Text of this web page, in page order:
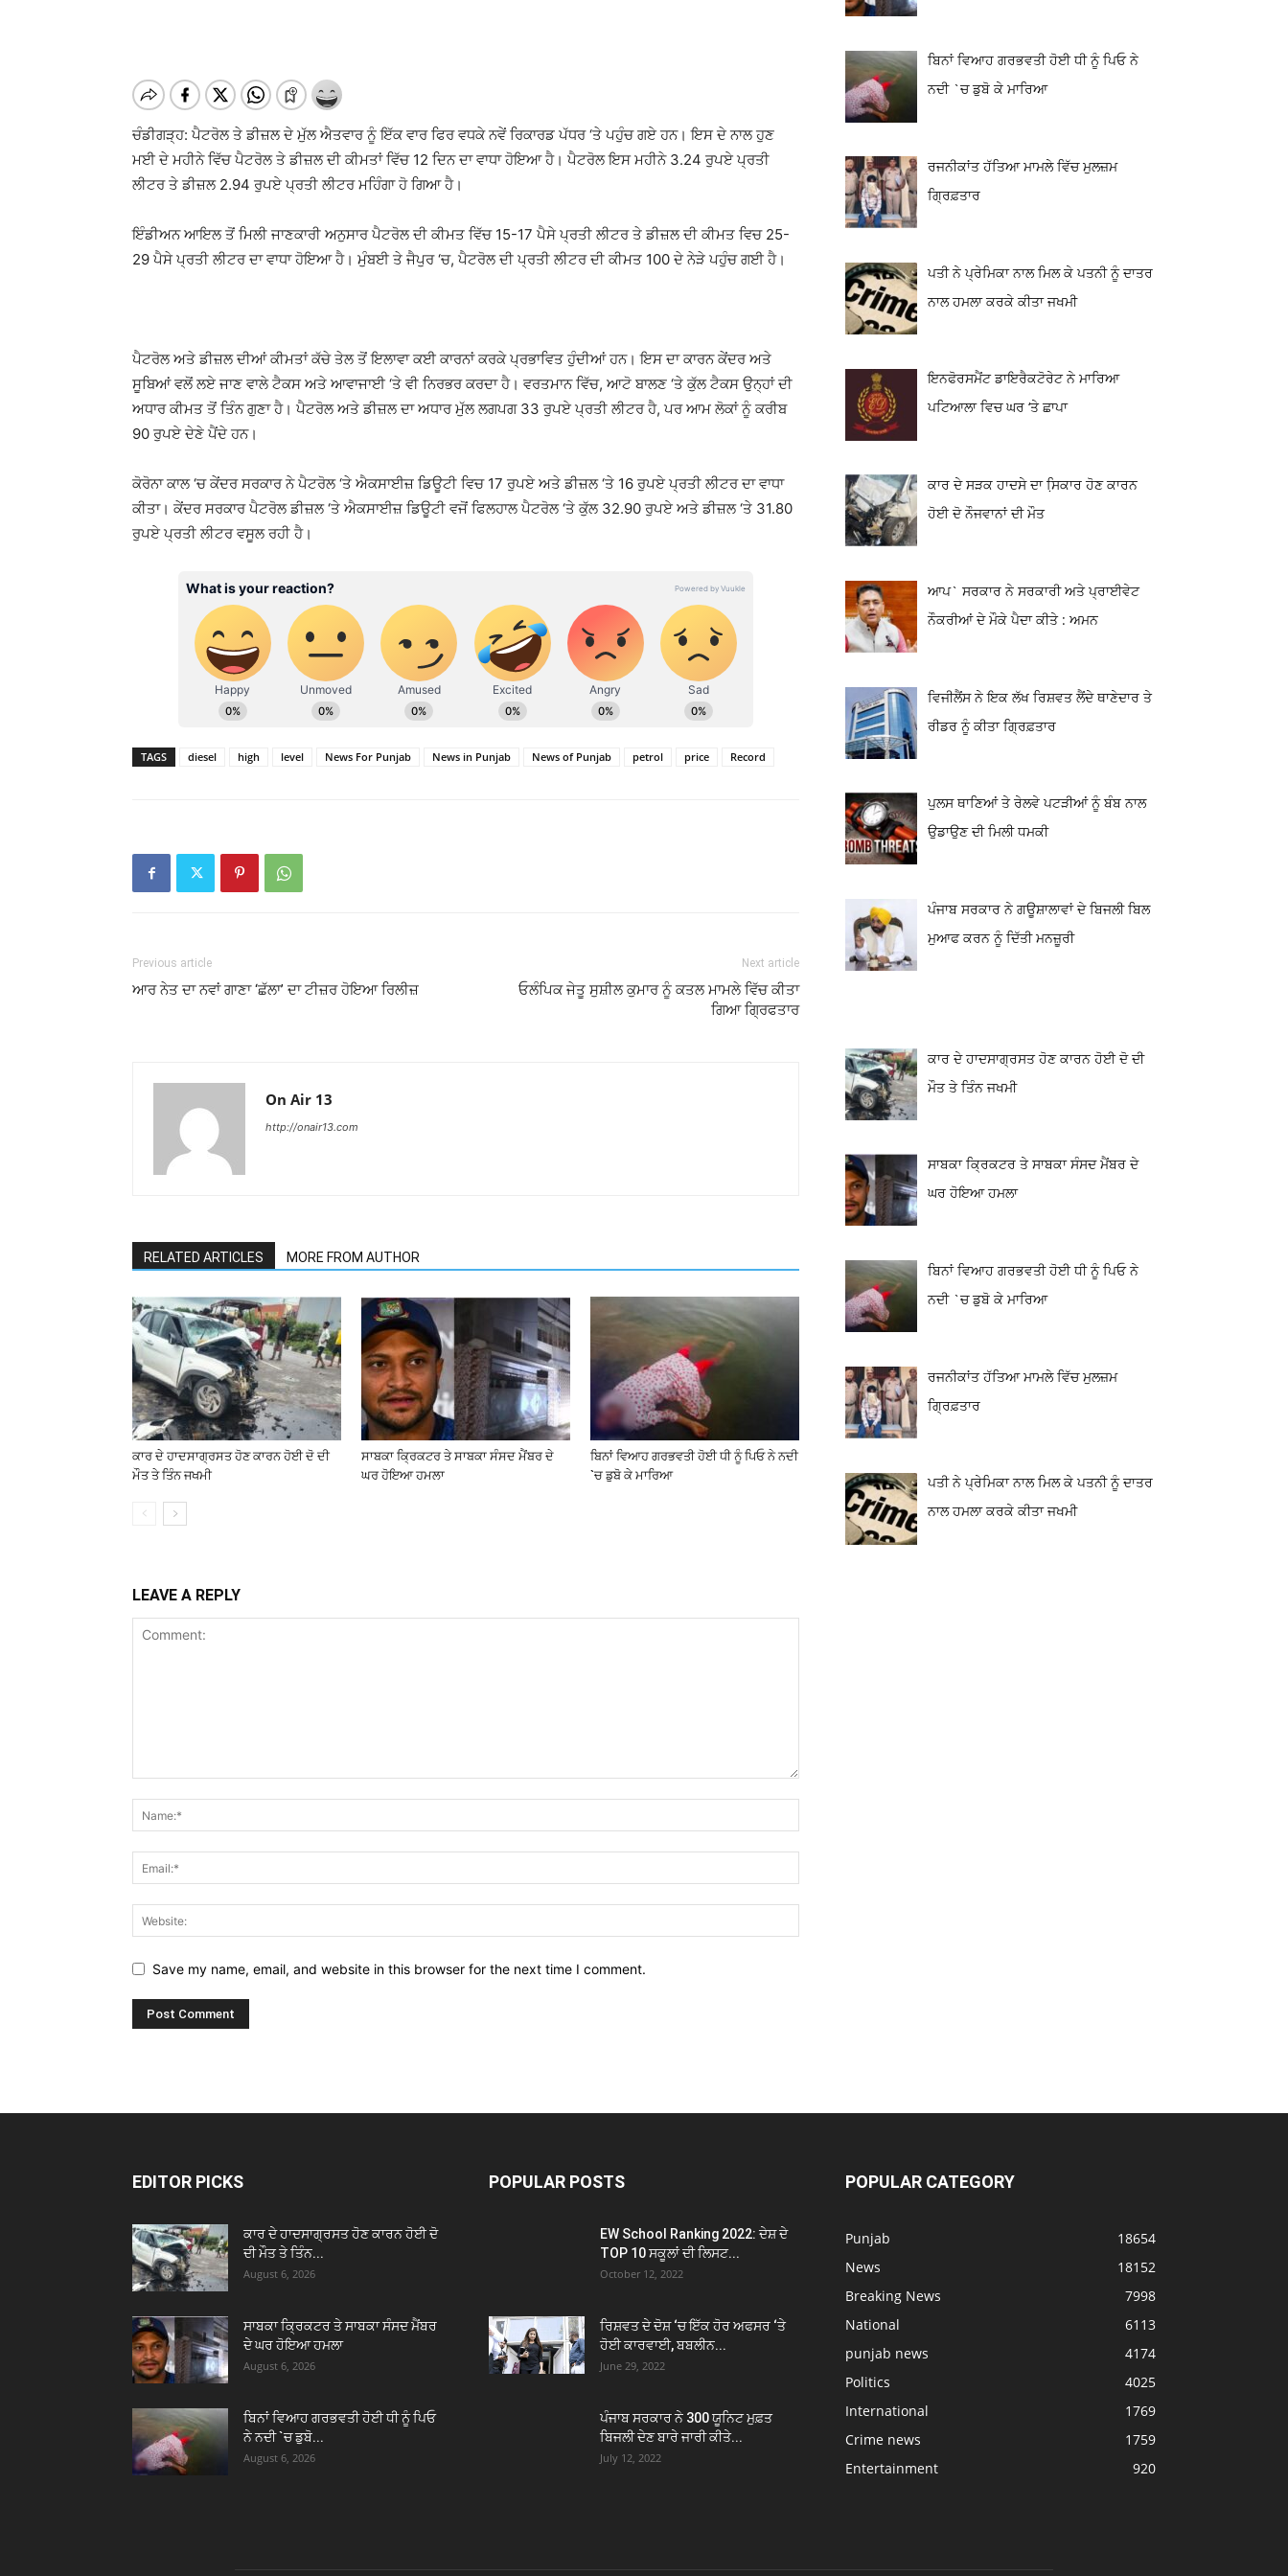
ਚੰਡੀਗੜ੍ਹ: ਪੈਟਰੋਲ ਤੇ ਡੀਜ਼ਲ ਦੇ ਮੁੱਲ ਐਤਵਾਰ ਨੂੰ ਇੱਕ ਵਾਰ ਫਿਰ ਵਧਕੇ ਨਵੇਂ ਰਿਕਾਰਡ ਪੱਧਰ ‘ਤੇ ਪਹੁੰਚ ਗਏ ਹਨ। ਇਸ ਦੇ ਨਾਲ ਹੁਣ
ਮਈ ਦੇ ਮਹੀਨੇ ਵਿੱਚ ਪੈਟਰੋਲ ਤੇ ਡੀਜ਼ਲ ਦੀ ਕੀਮਤਾਂ ਵਿੱਚ 12 ਦਿਨ ਦਾ ਵਾਧਾ ਹੋਇਆ ਹੈ। ਪੈਟਰੋਲ ਇਸ ਮਹੀਨੇ 3.24 ਰੁਪਏ ਪ੍ਰਤੀ
ਲੀਟਰ ਤੇ ਡੀਜ਼ਲ 2.94 ਰੁਪਏ ਪ੍ਰਤੀ ਲੀਟਰ ਮਹਿੰਗਾ ਹੋ ਗਿਆ ਹੈ।
ਇੰਡੀਅਨ ਆਇਲ ਤੋਂ ਮਿਲੀ ਜਾਣਕਾਰੀ ਅਨੁਸਾਰ ਪੈਟਰੋਲ ਦੀ ਕੀਮਤ ਵਿੱਚ 15-17 ਪੈਸੇ ਪ੍ਰਤੀ ਲੀਟਰ ਤੇ ਡੀਜ਼ਲ ਦੀ ਕੀਮਤ ਵਿਚ 25-
29 ਪੈਸੇ ਪ੍ਰਤੀ ਲੀਟਰ ਦਾ ਵਾਧਾ ਹੋਇਆ ਹੈ। ਮੁੰਬਈ ਤੇ ਜੈਪੁਰ ‘ਚ, ਪੈਟਰੋਲ ਦੀ ਪ੍ਰਤੀ ਲੀਟਰ ਦੀ ਕੀਮਤ 100 ਦੇ ਨੇੜੇ ਪਹੁੰਚ ਗਈ ਹੈ।
ਪੈਟਰੋਲ ਅਤੇ ਡੀਜ਼ਲ ਦੀਆਂ ਕੀਮਤਾਂ ਕੱਚੇ ਤੇਲ ਤੋਂ ਇਲਾਵਾ ਕਈ ਕਾਰਨਾਂ ਕਰਕੇ ਪ੍ਰਭਾਵਿਤ ਹੁੰਦੀਆਂ ਹਨ। ਇਸ ਦਾ ਕਾਰਨ ਕੇਂਦਰ ਅਤੇ
ਸੂਬਿਆਂ ਵਲੋਂ ਲਏ ਜਾਣ ਵਾਲੇ ਟੈਕਸ ਅਤੇ ਆਵਾਜਾਈ ‘ਤੇ ਵੀ ਨਿਰਭਰ ਕਰਦਾ ਹੈ। ਵਰਤਮਾਨ ਵਿੱਚ, ਆਟੋ ਬਾਲਣ ‘ਤੇ ਕੁੱਲ ਟੈਕਸ ਉਨ੍ਹਾਂ ਦੀ
ਅਧਾਰ ਕੀਮਤ ਤੋਂ ਤਿੰਨ ਗੁਣਾ ਹੈ। ਪੈਟਰੋਲ ਅਤੇ ਡੀਜ਼ਲ ਦਾ ਅਧਾਰ ਮੁੱਲ ਲਗਪਗ 33 ਰੁਪਏ ਪ੍ਰਤੀ ਲੀਟਰ ਹੈ, ਪਰ ਆਮ ਲੋਕਾਂ ਨੂੰ ਕਰੀਬ
90 ਰੁਪਏ ਦੇਣੇ ਪੈਂਦੇ ਹਨ।
ਕੋਰੋਨਾ ਕਾਲ ‘ਚ ਕੇਂਦਰ ਸਰਕਾਰ ਨੇ ਪੈਟਰੋਲ ‘ਤੇ ਐਕਸਾਈਜ਼ ਡਿਊਟੀ ਵਿਚ 17 ਰੁਪਏ ਅਤੇ ਡੀਜ਼ਲ ‘ਤੇ 16 ਰੁਪਏ ਪ੍ਰਤੀ ਲੀਟਰ ਦਾ ਵਾਧਾ
ਕੀਤਾ। ਕੇਂਦਰ ਸਰਕਾਰ ਪੈਟਰੋਲ ਡੀਜ਼ਲ ‘ਤੇ ਐਕਸਾਈਜ਼ ਡਿਊਟੀ ਵਜੋਂ ਫਿਲਹਾਲ ਪੈਟਰੋਲ ‘ਤੇ ਕੁੱਲ 32.90 ਰੁਪਏ ਅਤੇ ਡੀਜ਼ਲ ‘ਤੇ 31.80
ਰੁਪਏ ਪ੍ਰਤੀ ਲੀਟਰ ਵਸੂਲ ਰਹੀ ਹੈ।
TAGS diesel high level News For Punjab News in Punjab News of Punjab petrol price Record
Previous article
ਆਰ ਨੇਤ ਦਾ ਨਵਾਂ ਗਾਣਾ ‘ਛੱਲਾ’ ਦਾ ਟੀਜ਼ਰ ਹੋਇਆ ਰਿਲੀਜ਼
Next article
ਓਲੰਪਿਕ ਜੇਤੂ ਸੁਸ਼ੀਲ ਕੁਮਾਰ ਨੂੰ ਕਤਲ ਮਾਮਲੇ ਵਿੱਚ ਕੀਤਾ
ਗਿਆ ਗ੍ਰਿਫਤਾਰ
On Air 13
http://onair13.com
RELATED ARTICLES MORE FROM AUTHOR
ਕਾਰ ਦੇ ਹਾਦਸਾਗ੍ਰਸਤ ਹੋਣ ਕਾਰਨ ਹੋਈ ਦੋ ਦੀ
ਮੌਤ ਤੇ ਤਿੰਨ ਜਖਮੀ
ਸਾਬਕਾ ਕ੍ਰਿਕਟਰ ਤੇ ਸਾਬਕਾ ਸੰਸਦ ਮੈਂਬਰ ਦੇ
ਘਰ ਹੋਇਆ ਹਮਲਾ
ਬਿਨਾਂ ਵਿਆਹ ਗਰਭਵਤੀ ਹੋਈ ਧੀ ਨੂੰ ਪਿਓ ਨੇ ਨਦੀ
`ਚ ਡੁਬੋ ਕੇ ਮਾਰਿਆ
LEAVE A REPLY
Save my name, email, and website in this browser for the next time I comment.
ਬਿਨਾਂ ਵਿਆਹ ਗਰਭਵਤੀ ਹੋਈ ਧੀ ਨੂੰ ਪਿਓ ਨੇ
ਨਦੀ `ਚ ਡੁਬੋ ਕੇ ਮਾਰਿਆ
ਰਜਨੀਕਾਂਤ ਹੱਤਿਆ ਮਾਮਲੇ ਵਿੱਚ ਮੁਲਜ਼ਮ
ਗ੍ਰਿਫ਼ਤਾਰ
ਪਤੀ ਨੇ ਪ੍ਰੇਮਿਕਾ ਨਾਲ ਮਿਲ ਕੇ ਪਤਨੀ ਨੂੰ ਦਾਤਰ
ਨਾਲ ਹਮਲਾ ਕਰਕੇ ਕੀਤਾ ਜਖਮੀ
ਇਨਫੋਰਸਮੈਂਟ ਡਾਇਰੈਕਟੋਰੇਟ ਨੇ ਮਾਰਿਆ
ਪਟਿਆਲਾ ਵਿਚ ਘਰ ‘ਤੇ ਛਾਪਾ
ਕਾਰ ਦੇ ਸੜਕ ਹਾਦਸੇ ਦਾ ਸਿ਼ਕਾਰ ਹੋਣ ਕਾਰਨ
ਹੋਈ ਦੋ ਨੌਜਵਾਨਾਂ ਦੀ ਮੌਤ
ਆਪ` ਸਰਕਾਰ ਨੇ ਸਰਕਾਰੀ ਅਤੇ ਪ੍ਰਾਈਵੇਟ
ਨੌਕਰੀਆਂ ਦੇ ਮੌਕੇ ਪੈਦਾ ਕੀਤੇ : ਅਮਨ
ਵਿਜੀਲੈਂਸ ਨੇ ਇਕ ਲੱਖ ਰਿਸ਼ਵਤ ਲੈਂਦੇ ਥਾਣੇਦਾਰ ਤੇ
ਰੀਡਰ ਨੂੰ ਕੀਤਾ ਗ੍ਰਿਫ਼ਤਾਰ
ਪੁਲਸ ਥਾਣਿਆਂ ਤੇ ਰੇਲਵੇ ਪਟੜੀਆਂ ਨੂੰ ਬੰਬ ਨਾਲ
ਉਡਾਉਣ ਦੀ ਮਿਲੀ ਧਮਕੀ
ਪੰਜਾਬ ਸਰਕਾਰ ਨੇ ਗਊਸ਼ਾਲਾਵਾਂ ਦੇ ਬਿਜਲੀ ਬਿਲ
ਮੁਆਫ ਕਰਨ ਨੂੰ ਦਿੱਤੀ ਮਨਜ਼ੂਰੀ
ਕਾਰ ਦੇ ਹਾਦਸਾਗ੍ਰਸਤ ਹੋਣ ਕਾਰਨ ਹੋਈ ਦੋ ਦੀ
ਮੌਤ ਤੇ ਤਿੰਨ ਜਖਮੀ
ਸਾਬਕਾ ਕ੍ਰਿਕਟਰ ਤੇ ਸਾਬਕਾ ਸੰਸਦ ਮੈਂਬਰ ਦੇ
ਘਰ ਹੋਇਆ ਹਮਲਾ
ਬਿਨਾਂ ਵਿਆਹ ਗਰਭਵਤੀ ਹੋਈ ਧੀ ਨੂੰ ਪਿਓ ਨੇ
ਨਦੀ `ਚ ਡੁਬੋ ਕੇ ਮਾਰਿਆ
ਰਜਨੀਕਾਂਤ ਹੱਤਿਆ ਮਾਮਲੇ ਵਿੱਚ ਮੁਲਜ਼ਮ
ਗ੍ਰਿਫ਼ਤਾਰ
ਪਤੀ ਨੇ ਪ੍ਰੇਮਿਕਾ ਨਾਲ ਮਿਲ ਕੇ ਪਤਨੀ ਨੂੰ ਦਾਤਰ
ਨਾਲ ਹਮਲਾ ਕਰਕੇ ਕੀਤਾ ਜਖਮੀ
EDITOR PICKS
ਕਾਰ ਦੇ ਹਾਦਸਾਗ੍ਰਸਤ ਹੋਣ ਕਾਰਨ ਹੋਈ ਦੋ
ਦੀ ਮੌਤ ਤੇ ਤਿੰਨ...
August 6, 2026
ਸਾਬਕਾ ਕ੍ਰਿਕਟਰ ਤੇ ਸਾਬਕਾ ਸੰਸਦ ਮੈਂਬਰ
ਦੇ ਘਰ ਹੋਇਆ ਹਮਲਾ
August 6, 2026
ਬਿਨਾਂ ਵਿਆਹ ਗਰਭਵਤੀ ਹੋਈ ਧੀ ਨੂੰ ਪਿਓ
ਨੇ ਨਦੀ `ਚ ਡੁਬੋ...
August 6, 2026
POPULAR POSTS
EW School Ranking 2022: ਦੇਸ਼ ਦੇ
TOP 10 ਸਕੂਲਾਂ ਦੀ ਲਿਸਟ...
October 12, 2022
ਰਿਸ਼ਵਤ ਦੇ ਦੋਸ਼ ‘ਚ ਇੱਕ ਹੋਰ ਅਫਸਰ ‘ਤੇ
ਹੋਈ ਕਾਰਵਾਈ, ਬਬਲੀਨ...
June 29, 2022
ਪੰਜਾਬ ਸਰਕਾਰ ਨੇ 300 ਯੂਨਿਟ ਮੁਫ਼ਤ
ਬਿਜਲੀ ਦੇਣ ਬਾਰੇ ਜਾਰੀ ਕੀਤੇ...
July 12, 2022
POPULAR CATEGORY
Punjab
18654
News
18152
Breaking News
7998
National
6113
punjab news
4174
Politics
4025
International
1769
Crime news
1759
Entertainment
920